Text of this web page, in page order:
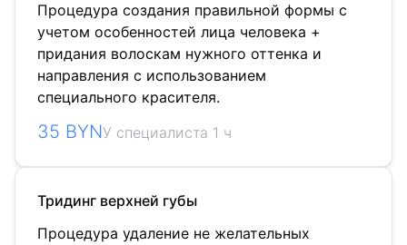
Процедура создания правильной формы с
учетом особенностей лица человека +
придания волоскам нужного оттенка и
направления с использованием
специального красителя.
35 BYNУ специалиста 1 ч
Тридинг верхней губы
Процедура удаление не желательных